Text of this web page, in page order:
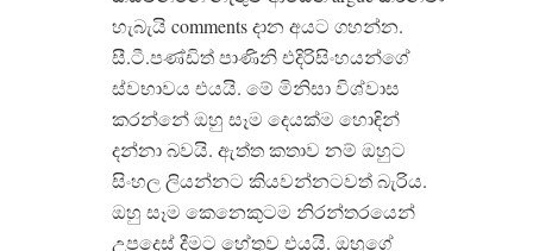
හැබැයි comments දාන අයට ගහන්න.
සී.ටී.පණ්ඩිත් පාණිනි එදිරිසිංහයන්ගේ
ස්වභාවය එයයි. මේ මිනිසා විශ්වාස
කරන්නේ ඔහු සෑම දෙයක්ම හොඳින්
දන්නා බවයි. ඇත්ත කතාව නම් ඔහුට
සිංහල ලියන්නට කියවන්නටවත් බැරිය.
ඔහු සෑම කෙනෙකුටම නිරන්තරයෙන්
උපදෙස් දීමට හේතුව එයයි. ඔහුගේ